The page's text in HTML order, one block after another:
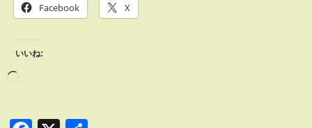
Facebook X
いいね: